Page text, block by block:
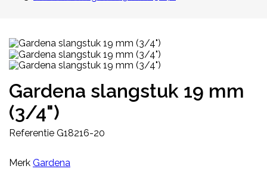
Gardena slangstuk 19 mm
(3/4")
Referentie G18216-20
Merk Gardena